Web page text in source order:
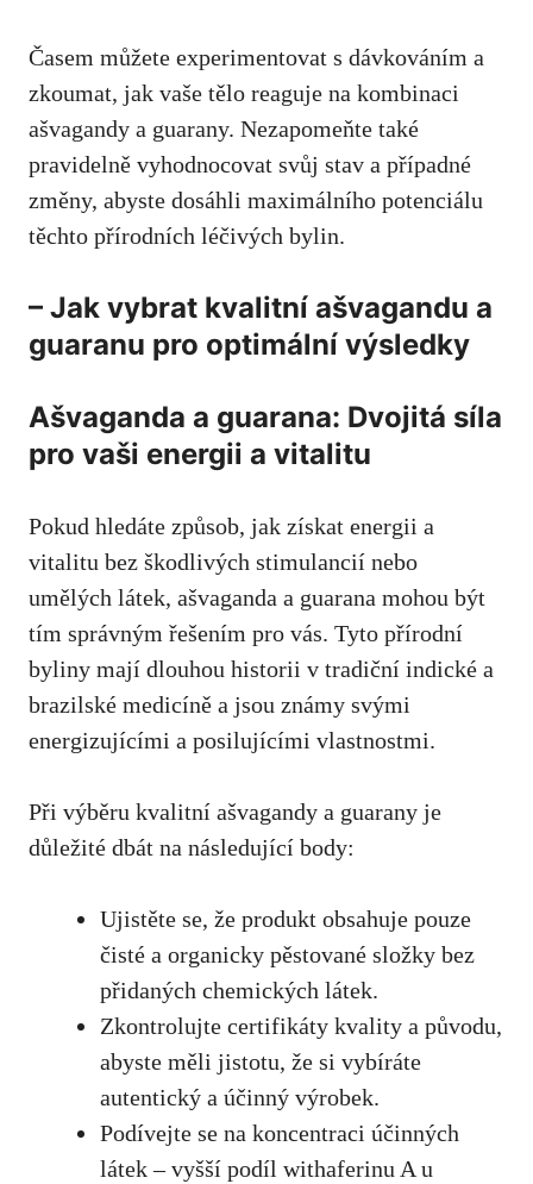
Časem můžete experimentovat s dávkováním a
zkoumat, jak vaše tělo reaguje na kombinaci
ašvagandy a guarany. Nezapomeňte také
pravidelně vyhodnocovat svůj stav a případné
změny, abyste dosáhli maximálního potenciálu
těchto přírodních léčivých bylin.
– Jak vybrat kvalitní ašvagandu a
guaranu pro optimální výsledky
Ašvaganda a guarana: Dvojitá síla
pro vaši energii a vitalitu
Pokud hledáte způsob, jak získat energii a
vitalitu bez škodlivých stimulancií nebo
umělých látek, ašvaganda a guarana mohou být
tím správným řešením pro vás. Tyto přírodní
byliny mají dlouhou historii v tradiční indické a
brazilské medicíně a jsou známy svými
energizujícími a posilujícími vlastnostmi.
Při výběru kvalitní ašvagandy a guarany je
důležité dbát na následující body:
Ujistěte se, že produkt obsahuje pouze
čisté a organicky pěstované složky bez
přidaných chemických látek.
Zkontrolujte certifikáty kvality a původu,
abyste měli jistotu, že si vybíráte
autentický a účinný výrobek.
Podívejte se na koncentraci účinných
látek – vyšší podíl withaferinu A u